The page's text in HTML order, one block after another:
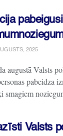
2025
augustā Valsts
pabeidza
smagiem
Valsts